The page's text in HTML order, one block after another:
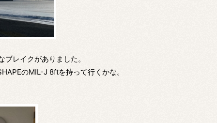
レイクがありました。
のMIL-J 8ftを持って行くかな。